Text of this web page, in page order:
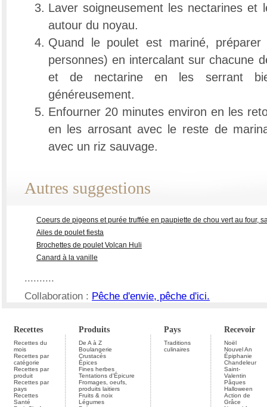
Laver soigneusement les nectarines et
autour du noyau.
Quand le poulet est mariné,
personnes) en intercalant sur chacune
et de nectarine en les serrant
généreusement.
Enfourner 20 minutes environ en les
en les arrosant avec le reste de
avec un riz sauvage.
Autres suggestions
Coeurs de pigeons et purée truffée en paupiette de chou vert au four,
Ailes de poulet fiesta
Brochettes de poulet Volcan Huli
Canard à la vanille
..........
Collaboration : Pêche d'envie, pêche d'ici.
Recettes Produits Pays Recevoir
Recettes du
mois
Recettes par
catégorie
Recettes par
produit
Recettes par
pays
Recettes
Santé
De A à Z
Boulangerie
Crustacés
Épices
Fines herbes
Tentations d'Épicure
Fromages, oeufs,
produits laitiers
Fruits & noix
Légumes
Traditions
culinaires
Noël
Nouvel An
Épiphanie
Chandeleur
Saint-
Valentin
Pâques
Halloween
Action de
Grâce